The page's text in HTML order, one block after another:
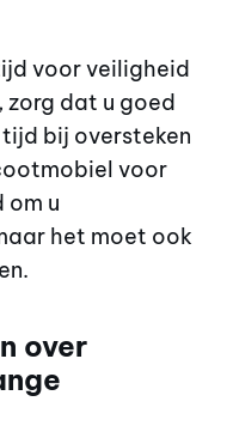
voor veiligheid
zorg dat u goed
bij oversteken
voor
om u
het moet ook
over